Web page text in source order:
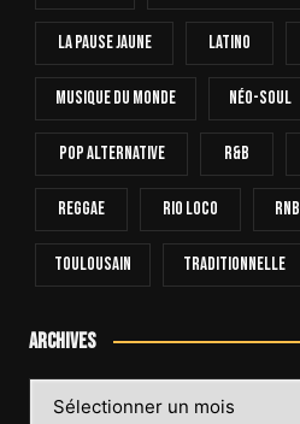
La Pause Jaune Latino
Musique Du Monde Néo-Soul
Pop Alternative R&B
Reggae Rio Loco RnB
Toulousain Traditionnelle
Archives